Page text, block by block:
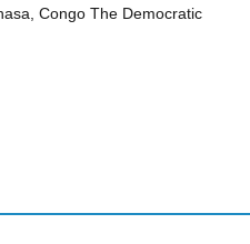
Congo The Democratic